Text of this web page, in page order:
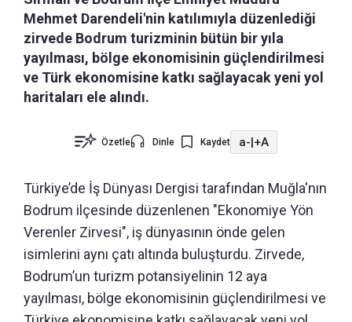
Mehmet Darendeli'nin katılımıyla düzenlediği
zirvede Bodrum turizminin bütün bir yıla
yayılması, bölge ekonomisinin güçlendirilmesi
ve Türk ekonomisine katkı sağlayacak yeni yol
haritaları ele alındı.
Özetle Dinle Kaydet a-|+A
Türkiye’de İş Dünyası Dergisi tarafından Muğla'nın
Bodrum ilçesinde düzenlenen "Ekonomiye Yön
Verenler Zirvesi", iş dünyasının önde gelen
isimlerini aynı çatı altında buluşturdu. Zirvede,
Bodrum’un turizm potansiyelinin 12 aya
yayılması, bölge ekonomisinin güçlendirilmesi ve